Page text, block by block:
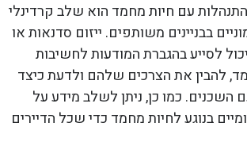
התנהלות עם חיות מחמד הוא שלב קרדינלי
בבניינים משותפים. ייזום סדנאות או
לסייע בהגברת המודעות לחשיבות
להבין את הצרכים שלהם ולדעת כיצד
כמו כן, ניתן לשלב מידע על
בנוגע לחיות מחמד כדי שכל הדיירים